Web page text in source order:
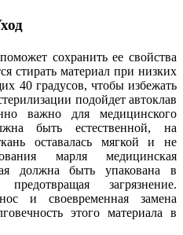
сохранить ее свойства
стирать материал при низких
40 градусов, чтобы избежать
подойдет автоклав
важно для медицинского
быть естественной, на
оставалась мягкой и не
марля медицинская
должна быть упакована в
загрязнение.
и своевременная замена
этого материала в